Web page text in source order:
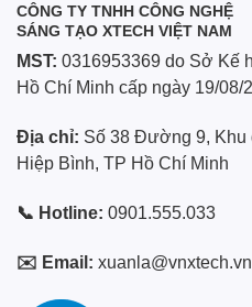
CÔNG TY TNHH CÔNG NGHỆ
SÁNG TẠO XTECH VIỆT NAM
MST: 0316953369 do Sở Kế
Hồ Chí Minh cấp ngày 19/08/
Địa chỉ: Số 38 Đường 9, Khu
Hiệp Bình, TP Hồ Chí Minh
📞 Hotline: 0901.555.033
✉️ Email: xuanla@vnxtech.vn